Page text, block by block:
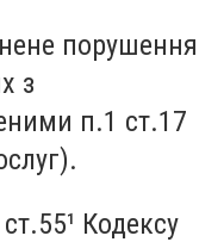
порушення
з
п.1 ст.17
Кодексу